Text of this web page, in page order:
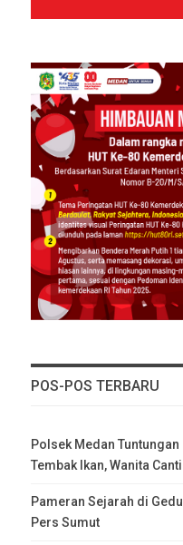
POS-POS TERBARU
Polsek Medan
Tembak Ikan, Wanita
Pameran Sejarah di
Pers Sumut